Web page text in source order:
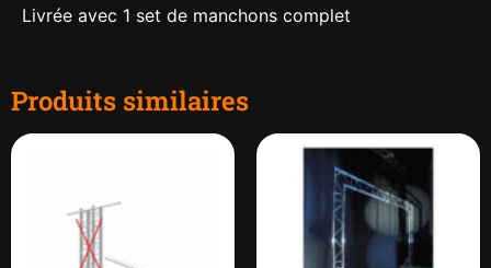
Livrée avec 1 set de manchons complet
Produits similaires